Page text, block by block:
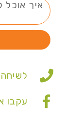
לשיחה עם
עקבו